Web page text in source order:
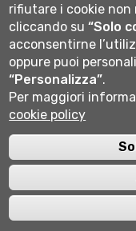
Webmail
rifiutare i cookie non
cliccando su“Solo
acconsentirne
oppure puoi
“Personalizza”.
Per maggiori
cookie policy